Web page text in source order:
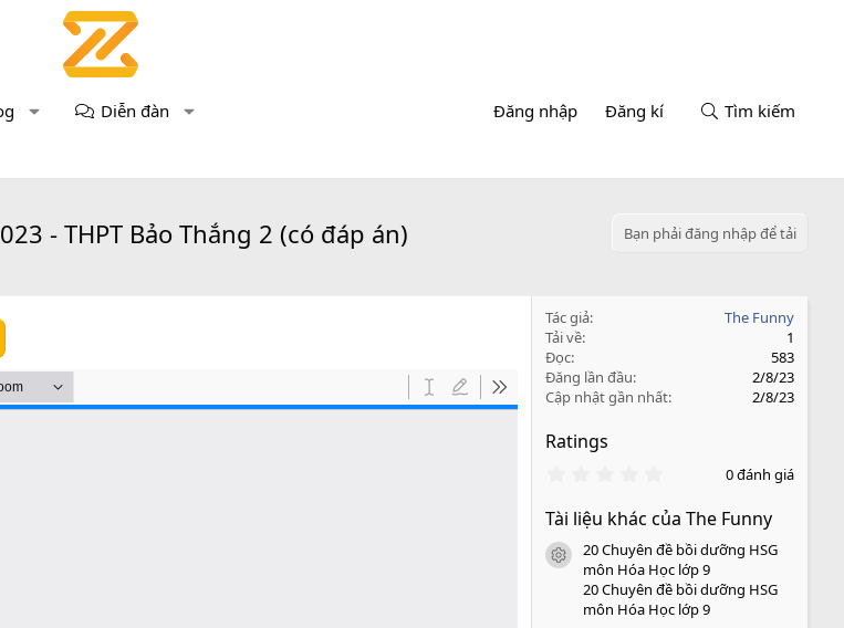
Diễn đàn Đăng nhập Đăng kí Tìm kiếm
- THPT Bảo Thắng 2 (có đáp án)
Bạn phải đăng nhập để tải
Tác giả
The Funny
Tải về
1
Đọc
583
Đăng lần đầu
2/8/23
Cập nhật gần nhất
2/8/23
Ratings
0
0
s
a
o
0 đánh giá
Tài liệu khác của The Funny
icon tài liệu
20 Chuyên đề bồi dưỡng HSG
môn Hóa Học lớp 9
20 Chuyên đề bồi dưỡng HSG
môn Hóa Học lớp 9